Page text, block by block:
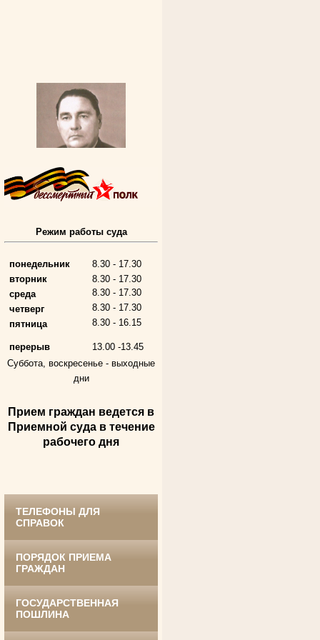
Алферьев Сергей Григорьевич
Участник Великой Отечественной войны
в период с 1954 по 1982 гг.
Андрющенкова Тамара Ивановна
Труженица тыла в годы
Великой Отечественной войны
Судья Белгородского областного суда
Ануприенко Иван Васильевич
Участник Великой Отечественной войны
суда
Режим работы суда
понедельник
8.30 - 17.30
вторник
8.30 - 17.30
среда
8.30 - 17.30
четверг
8.30 - 17.30
пятница
8.30 - 16.15
перерыв
13.00 -13.45
Суббота, воскресенье - выходные
дни
Прием граждан ведется в
Приемной суда в течение
рабочего дня
ТЕЛЕФОНЫ ДЛЯ
СПРАВОК
ПОРЯДОК ПРИЕМА
ГРАЖДАН
ГОСУДАРСТВЕННАЯ
ПОШЛИНА